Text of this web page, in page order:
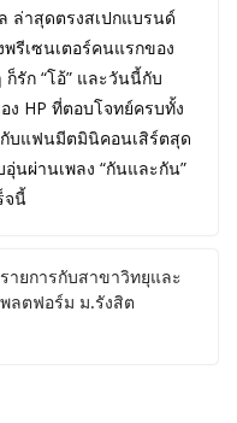
ล่าสุดตรงสเปกแบรนด์
รีเซนเตอร์คนแรกของ
ก็รัก “โอ้” และวันนี้กับ
ง HP ที่ตอบโจทย์ครบทั้ง
บแฟนมีตมินิคอนเสิร์ตสุด
นผ่านเพลง “กันและกัน”
จนี้
ายการกับสาขาวิทยุและ
ลตฟอร์ม ม.รังสิต